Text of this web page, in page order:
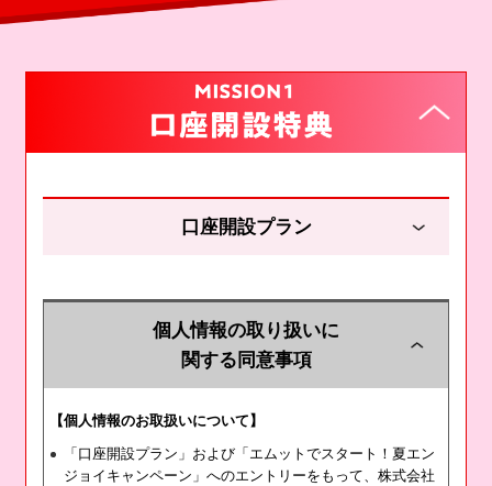
口座開設プラン
概要
アプリでの新規口座開設＆1万円以上の口座残高でもれな
く現金2,000円プレゼント
対象者
三菱ＵＦＪ銀行で初めて普通預金口座を開設する方
個人情報の取り扱いに
関する同意事項
【個人情報のお取扱いについて】
「口座開設プラン」および「エムットでスタート！夏エン
ジョイキャンペーン」へのエントリーをもって、株式会社